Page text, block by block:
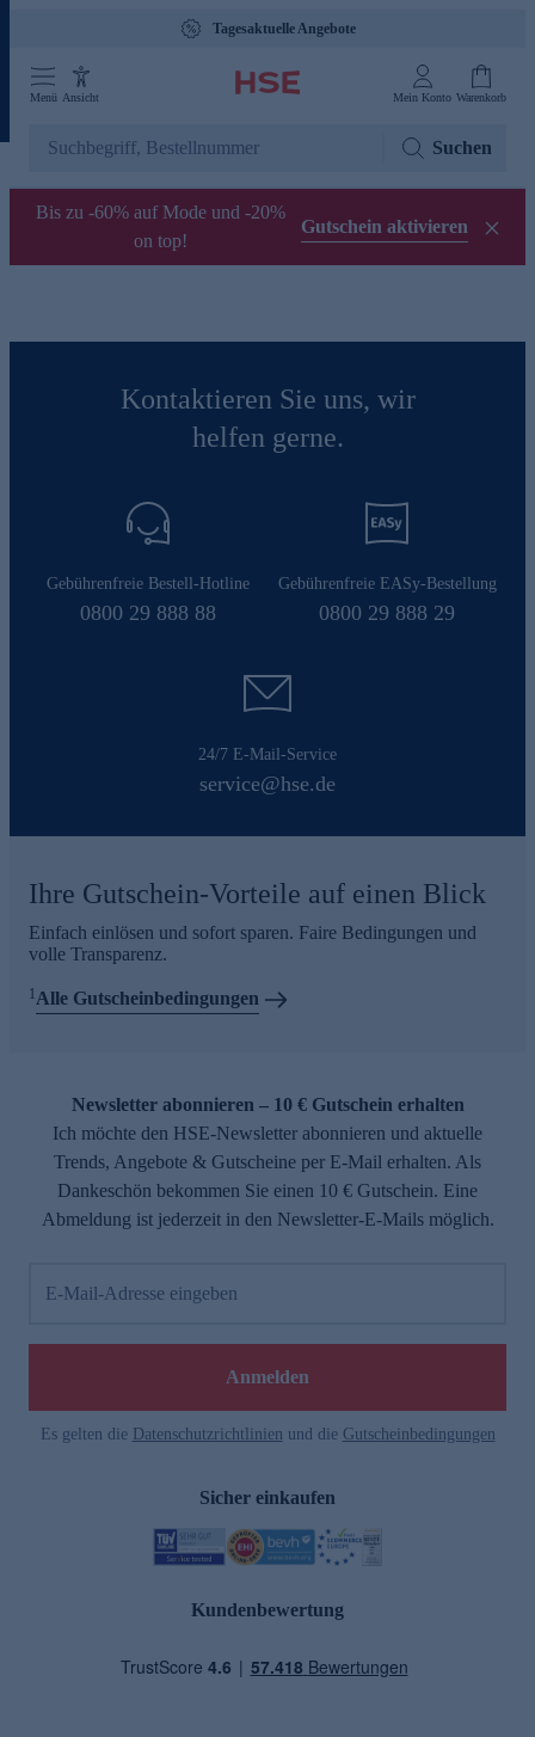
Tagesaktuelle Angebote
Menü Ansicht Mein Konto Warenkorb
Suchen
Bis zu -60% auf Mode und -20%
on top!
Gutschein aktivieren
Kontaktieren Sie uns, wir
helfen gerne.
Gebührenfreie Bestell-Hotline
0800 29 888 88
Gebührenfreie EASy-Bestellung
0800 29 888 29
24/7 E-Mail-Service
service@hse.de
Ihre Gutschein-Vorteile auf einen Blick
Einfach einlösen und sofort sparen. Faire Bedingungen und
volle Transparenz.
1Alle Gutscheinbedingungen
Newsletter abonnieren – 10 € Gutschein erhalten
Ich möchte den HSE-Newsletter abonnieren und aktuelle
Trends, Angebote & Gutscheine per E-Mail erhalten. Als
Dankeschön bekommen Sie einen 10 € Gutschein. Eine
Abmeldung ist jederzeit in den Newsletter-E-Mails möglich.
E-Mail-Adresse eingeben
Anmelden
Es gelten die Datenschutzrichtlinien und die Gutscheinbedingungen
Sicher einkaufen
Kundenbewertung